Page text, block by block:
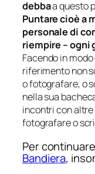
debbaa questo
Puntare cioè a
personale di
riempire – ogni
Facendo in
riferimento non
o fotografare, o
nella sua
incontri con
fotografare o
Per
Bandiera,